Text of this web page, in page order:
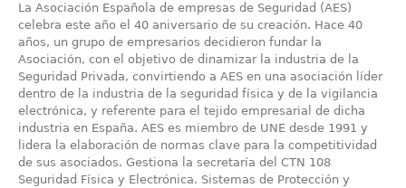
La Asociación Española de empresas de Seguridad (AES)
celebra este año el 40 aniversario de su creación. Hace 40
años, un grupo de empresarios decidieron fundar la
Asociación, con el objetivo de dinamizar la industria de la
Seguridad Privada, convirtiendo a AES en una asociación líder
dentro de la industria de la seguridad física y de la vigilancia
electrónica, y referente para el tejido empresarial de dicha
industria en España. AES es miembro de UNE desde 1991 y
lidera la elaboración de normas clave para la competitividad
de sus asociados. Gestiona la secretaría del CTN 108
Seguridad Física y Electrónica. Sistemas de Protección y